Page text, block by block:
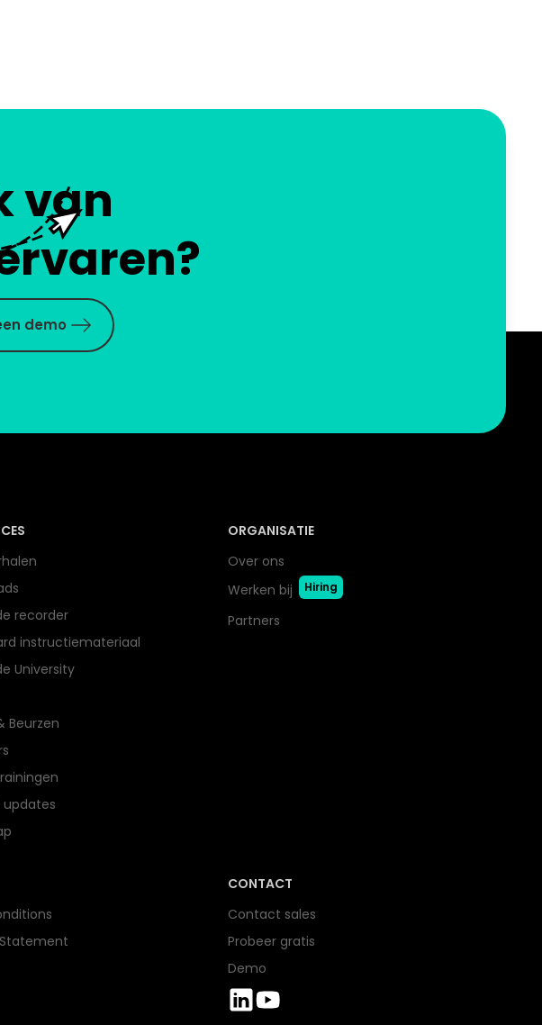
van
demo
recorder
instructiemateriaal
University
Beurzen
ORGANISATIE
Over ons
Werken bij
Hiring
Partners
CONTACT
Contact sales
Probeer gratis
Demo